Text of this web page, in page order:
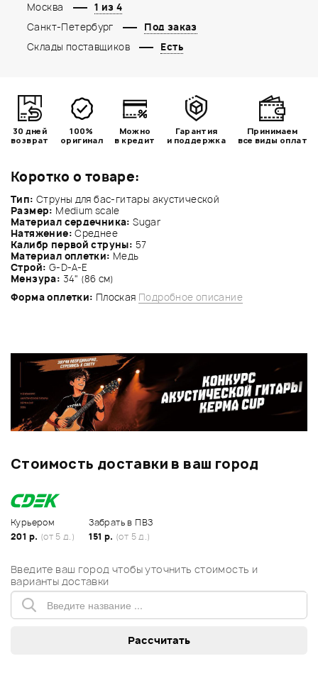
Коротко о товаре:
Тип: Струны для бас-гитары акустической
Размер: Medium scale
Материал сердечника:Sugar
Натяжение: Среднее
Калибр первой струны: 57
Материал оплетки: Медь
Строй: G-D-A-E
Мензура: 34" (86 см)
Форма оплетки: Плоская Подробное описание
Москва
1 из 4
Санкт-Петербург
Под заказ
Склады поставщиков
Есть
30 дней
возврат
100%
оригинал
Можно
в кредит
Гарантия
и поддержка
Принимаем
все виды оплат
Стоимость доставки в ваш город
Курьером
201 р. (от 5 д.)
Забрать в ПВЗ
151 р. (от 5 д.)
Введите ваш город чтобы уточнить стоимость и
варианты доставки